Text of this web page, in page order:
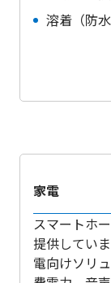
溶着（防
家電
スマートホ
提供してい
電向けソリ